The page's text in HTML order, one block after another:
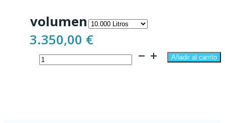
920,00 €
volumen
3.350,00 €
Depósitos
Añadir al carrito